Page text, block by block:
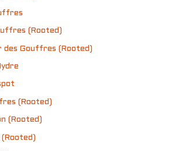
(Rooted)
des Gouffres (Rooted)
(Rooted)
(Rooted)